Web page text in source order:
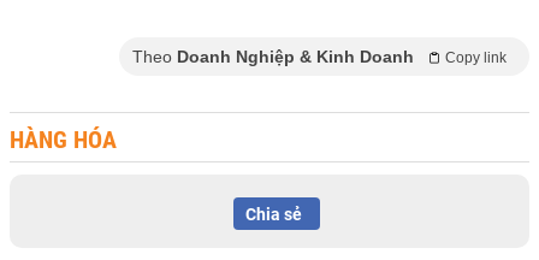
Theo Doanh Nghiệp & Kinh Doanh Copy link
HÀNG HÓA
Chia sẻ